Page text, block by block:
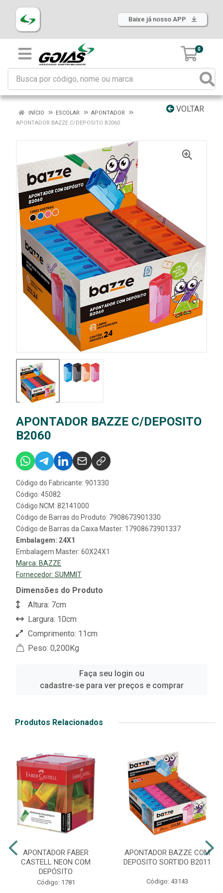
Baixe já nosso APP
0
VOLTAR
INÍCIO ESCOLAR
APONTADOR
APONTADOR BAZZE C/DEPOSITO B2060
APONTADOR BAZZE C/DEPOSITO
B2060
Código do Fabricante: 901330
Código: 45082
Código NCM: 82141000
Código de Barras do Produto: 7908673901330
Código de Barras da Caixa Master: 17908673901337
Embalagem: 24X1
Embalagem Master: 60X24X1
Marca: BAZZE
Fornecedor: SUMMIT
Dimensões do Produto
Altura: 7cm
Largura: 10cm
Comprimento: 11cm
Peso: 0,200Kg
Faça seu login ou
cadastre-se para ver preços e comprar
Produtos Relacionados
APONTADOR FABER
CASTELL NEON COM
DEPÓSITO
Código: 1781
APONTADOR BAZZE COM
DEPOSITO SORTIDO B2011
Código: 43143